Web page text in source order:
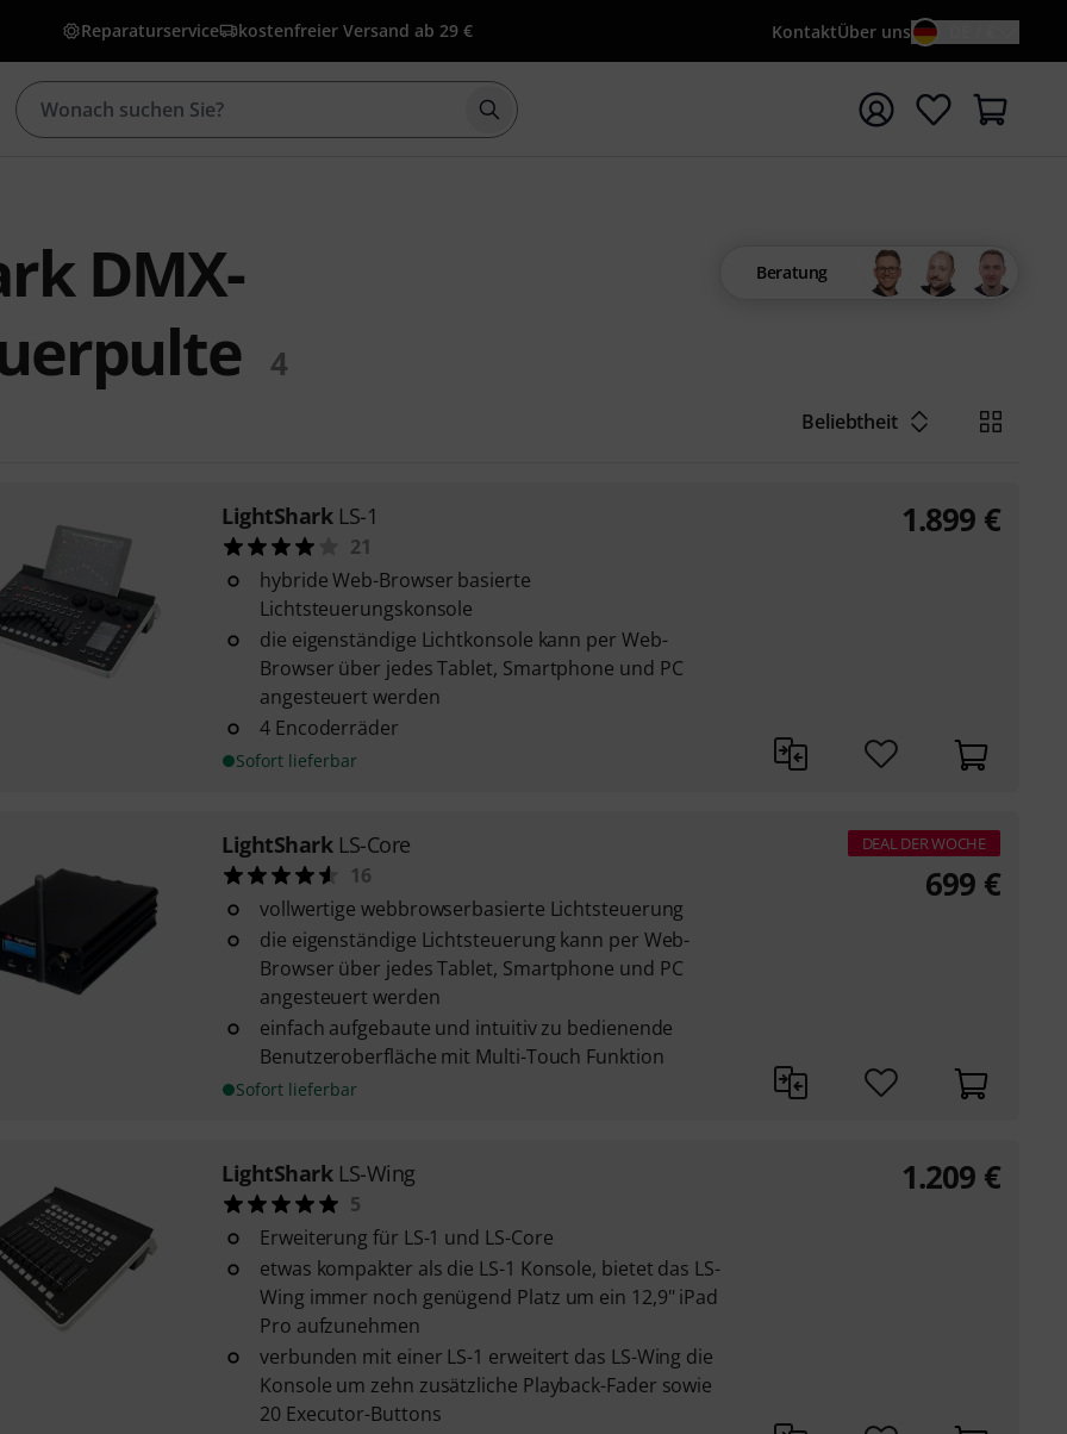
Reparaturservice kostenfreier Versand ab 29 € KontaktÜber uns
Suche mit Suchwort {searchTerm} starten
DMX-
4
Beratung
Beliebtheit
LightShark LS-1
21
hybride Web-Browser basierte
Lichtsteuerungskonsole
die eigenständige Lichtkonsole kann per Web-
Browser über jedes Tablet, Smartphone und PC
angesteuert werden
4 Encoderräder
Sofort lieferbar
1.899 €
LightShark LS-Core
16
vollwertige webbrowserbasierte Lichtsteuerung
die eigenständige Lichtsteuerung kann per Web-
Browser über jedes Tablet, Smartphone und PC
angesteuert werden
einfach aufgebaute und intuitiv zu bedienende
Benutzeroberfläche mit Multi-Touch Funktion
Sofort lieferbar
DEAL DER WOCHE
699 €
LightShark LS-Wing
5
Erweiterung für LS-1 und LS-Core
etwas kompakter als die LS-1 Konsole, bietet das LS-
Wing immer noch genügend Platz um ein 12,9" iPad
Pro aufzunehmen
verbunden mit einer LS-1 erweitert das LS-Wing die
Konsole um zehn zusätzliche Playback-Fader sowie
20 Executor-Buttons
1.209 €